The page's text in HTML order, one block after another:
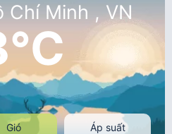
Chí Minh , VN
Gió
Áp suất